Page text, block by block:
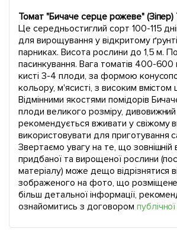
Томат "Бичаче серце рожеве"
Це середньостиглий сорт 100-115
для вирощування у відкритому
парниках. Висота рослини до 1,5 м.
пасинкування. Вага томатів 400-600
кисті 3-4 плоди, за формою
кольору, м'ясисті, з високим вмістом
Відмінними якостями помідорів
плоди великого розміру,
рекомендується вживати у свіжому
використовувати для приготування
Звертаємо увагу на те, що зовнішній
придбаної та вирощеної рослини
матеріалу) може дещо відрізнятися
зображеного на фото, що розміщене
більш детальної інформації,
ознайомитись з договором